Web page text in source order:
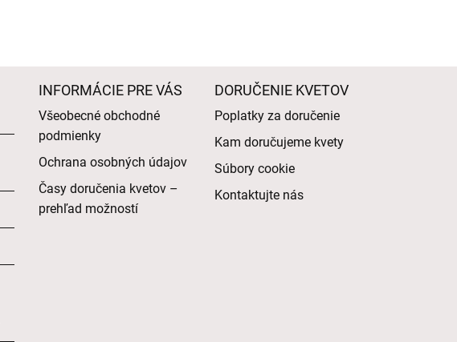
INFORMÁCIE PRE VÁS
Všeobecné obchodné
podmienky
Ochrana osobných údajov
Časy doručenia kvetov –
prehľad možností
DORUČENIE KVETOV
Poplatky za doručenie
Kam doručujeme kvety
Súbory cookie
Kontaktujte nás